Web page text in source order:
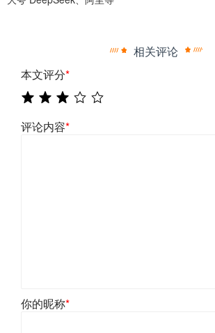
相关评论
本文评分*
评论内容*
你的昵称*